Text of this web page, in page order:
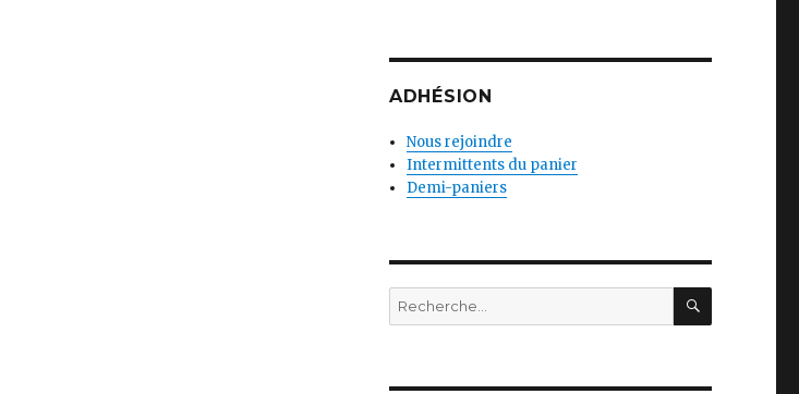
ADHÉSION
Nous rejoindre
Intermittents du panier
Demi-paniers
Recherche
pour